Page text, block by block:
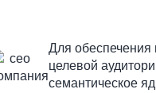
Для обеспечения
целевой
семантическое